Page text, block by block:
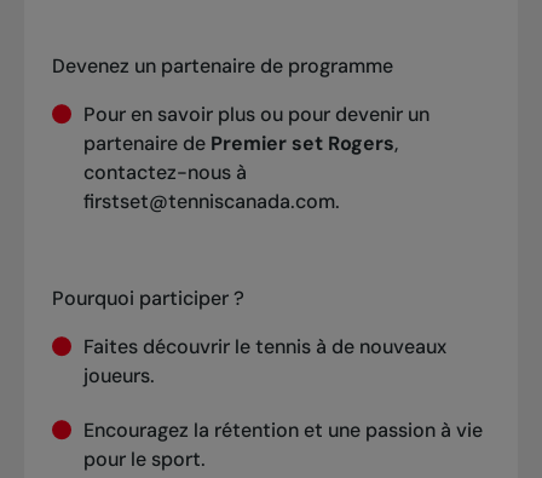
Devenez un partenaire de programme
Pour en savoir plus ou pour devenir un
partenaire de Premier set Rogers,
contactez-nous à
firstset@tenniscanada.com.
Pourquoi participer ?
Faites découvrir le tennis à de nouveaux
joueurs.
Encouragez la rétention et une passion à vie
pour le sport.